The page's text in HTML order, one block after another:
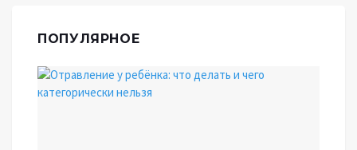
ПОПУЛЯРНОЕ